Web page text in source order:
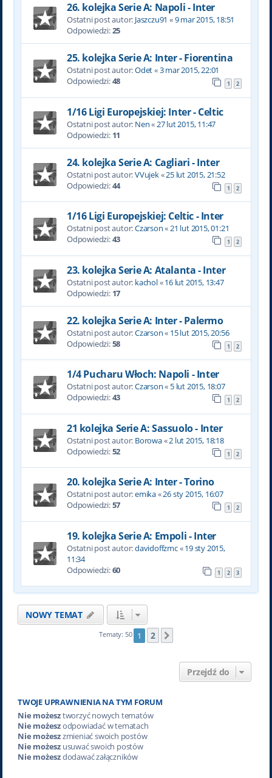
26. kolejka Serie A: Napoli - Inter
Ostatni post autor: Jaszczu91 «9 mar 2015, 18:51
Odpowiedzi:25
25. kolejka Serie A: Inter - Fiorentina
Ostatni post autor:Odet«3 mar 2015, 22:01
Odpowiedzi:48 1 2
1/16 Ligi Europejskiej: Inter - Celtic
Ostatni post autor: Nen«27 lut 2015, 11:47
Odpowiedzi: 11
24. kolejka Serie A: Cagliari - Inter
Ostatni post autor:VVujek«25 lut 2015, 21:52
Odpowiedzi:44 1 2
1/16 Ligi Europejskiej: Celtic - Inter
Ostatni post autor:Czarson«21 lut 2015, 01:21
Odpowiedzi:43 1 2
23. kolejka Serie A: Atalanta - Inter
Ostatni post autor: kachol«16 lut 2015, 13:47
Odpowiedzi: 17
22. kolejka Serie A: Inter - Palermo
Ostatni post autor:Czarson« 15 lut 2015, 20:56
Odpowiedzi:58 1 2
1/4 Pucharu Włoch: Napoli - Inter
Ostatni post autor:Czarson« 5 lut 2015, 18:07
Odpowiedzi:43 1 2
21 kolejka Serie A: Sassuolo - Inter
Ostatni post autor: Borowa«2 lut 2015, 18:18
Odpowiedzi:52 1 2
20. kolejka Serie A: Inter - Torino
Ostatni post autor:emika«26 sty 2015, 16:07
Odpowiedzi:57 1 2
19. kolejka Serie A: Empoli - Inter
Ostatni post autor:davidoffzmc«19 sty 2015,
11:34
Odpowiedzi:60 1 2 3
NOWY TEMAT
Tematy: 50 1 2
Przejdź do
TWOJE UPRAWNIENIA NA TYM FORUM
Nie możesztworzyć nowych tematów
Nie możeszodpowiadać w tematach
Nie możeszzmieniać swoich postów
Nie możeszusuwać swoich postów
Nie możeszdodawać załączników